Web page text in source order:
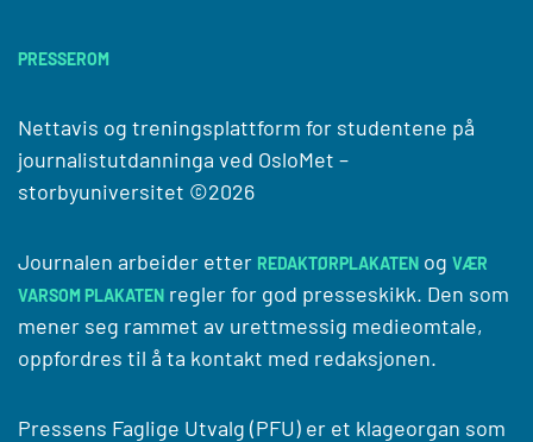
PRESSEROM
Nettavis og treningsplattform for studentene på
journalistutdanninga ved OsloMet –
storbyuniversitet ©2026
Journalen arbeider etter REDAKTØRPLAKATEN og VÆR
VARSOM PLAKATEN regler for god presseskikk. Den som
mener seg rammet av urettmessig medieomtale,
oppfordres til å ta kontakt med redaksjonen.
Pressens Faglige Utvalg (PFU) er et klageorgan som